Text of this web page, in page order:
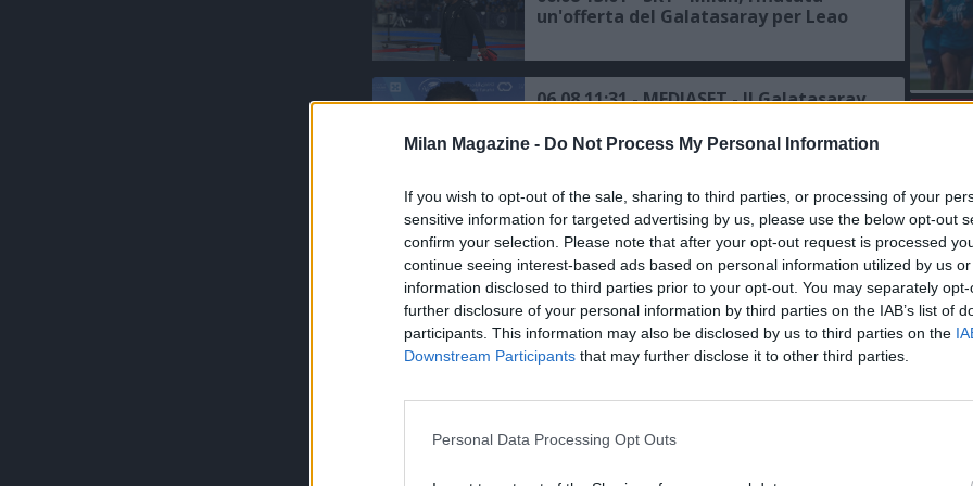
Milan Magazine - Do Not Process My Personal Information
If you wish to opt-out of the sale, sharing to third parties, or processing of your
sensitive information for targeted advertising by us, please use the below opt-out
confirm your selection. Please note that after your opt-out request is processed
continue seeing interest-based ads based on personal information utilized by us
information disclosed to third parties prior to your opt-out. You may separately
further disclosure of your personal information by third parties on the IAB’s list of
participants. This information may also be disclosed by us to third parties on the
Downstream Participants that may further disclose it to other third parties.
Personal Data Processing Opt Outs
un'offerta del Galatasaray per Leao
06.08 11:31 - MEDIASET - Il Galatasaray
offerta al Milan
06.08 00:18 - JASHARI - L'agente: "Ha le
qualità per giocare in questo Milan"
05.08 16:12 - SKY - Milan, Amorim:
"Buon test, ma bisogna migliorare"
05.08 15:36 - AMICHEVOLI - Milan-Inter
1-1: finisce in parità il primo derby
della stagione, Nkunku su rigore